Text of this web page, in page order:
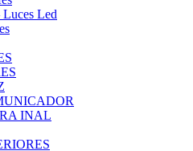
Luces Led
INAL